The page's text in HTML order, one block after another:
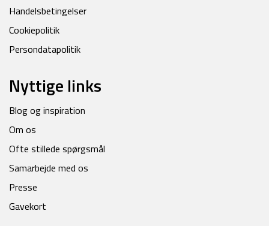
Handelsbetingelser
Cookiepolitik
Persondatapolitik
Nyttige links
Blog og inspiration
Om os
Ofte stillede spørgsmål
Samarbejde med os
Presse
Gavekort